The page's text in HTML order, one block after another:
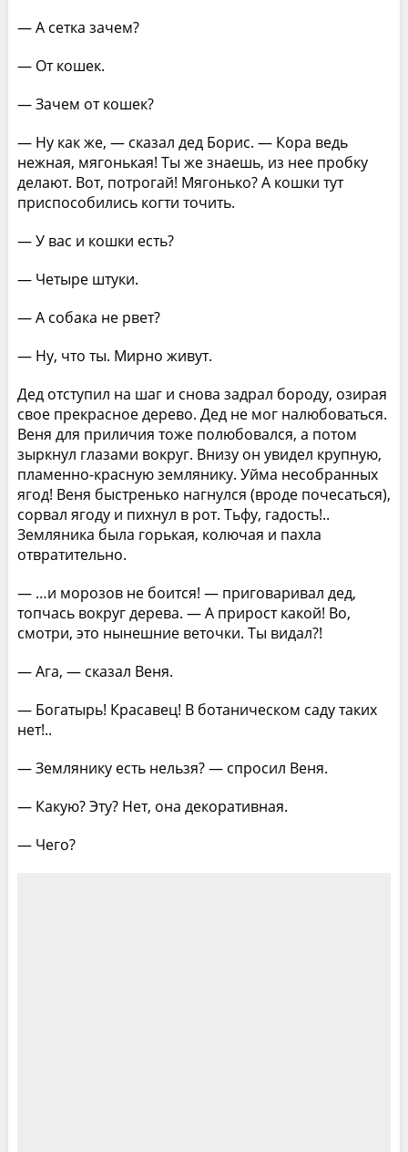
— А сетка зачем?
— От кошек.
— Зачем от кошек?
— Ну как же, — сказал дед Борис. — Кора ведь
нежная, мягонькая! Ты же знаешь, из нее пробку
делают. Вот, потрогай! Мягонько? А кошки тут
приспособились когти точить.
— У вас и кошки есть?
— Четыре штуки.
— А собака не рвет?
— Ну, что ты. Мирно живут.
Дед отступил на шаг и снова задрал бороду, озирая
свое прекрасное дерево. Дед не мог налюбоваться.
Веня для приличия тоже полюбовался, а потом
зыркнул глазами вокруг. Внизу он увидел крупную,
пламенно-красную землянику. Уйма несобранных
ягод! Веня быстренько нагнулся (вроде почесаться),
сорвал ягоду и пихнул в рот. Тьфу, гадость!..
Земляника была горькая, колючая и пахла
отвратительно.
— …и морозов не боится! — приговаривал дед,
топчась вокруг дерева. — А прирост какой! Во,
смотри, это нынешние веточки. Ты видал?!
— Ага, — сказал Веня.
— Богатырь! Красавец! В ботаническом саду таких
нет!..
— Землянику есть нельзя? — спросил Веня.
— Какую? Эту? Нет, она декоративная.
— Чего?